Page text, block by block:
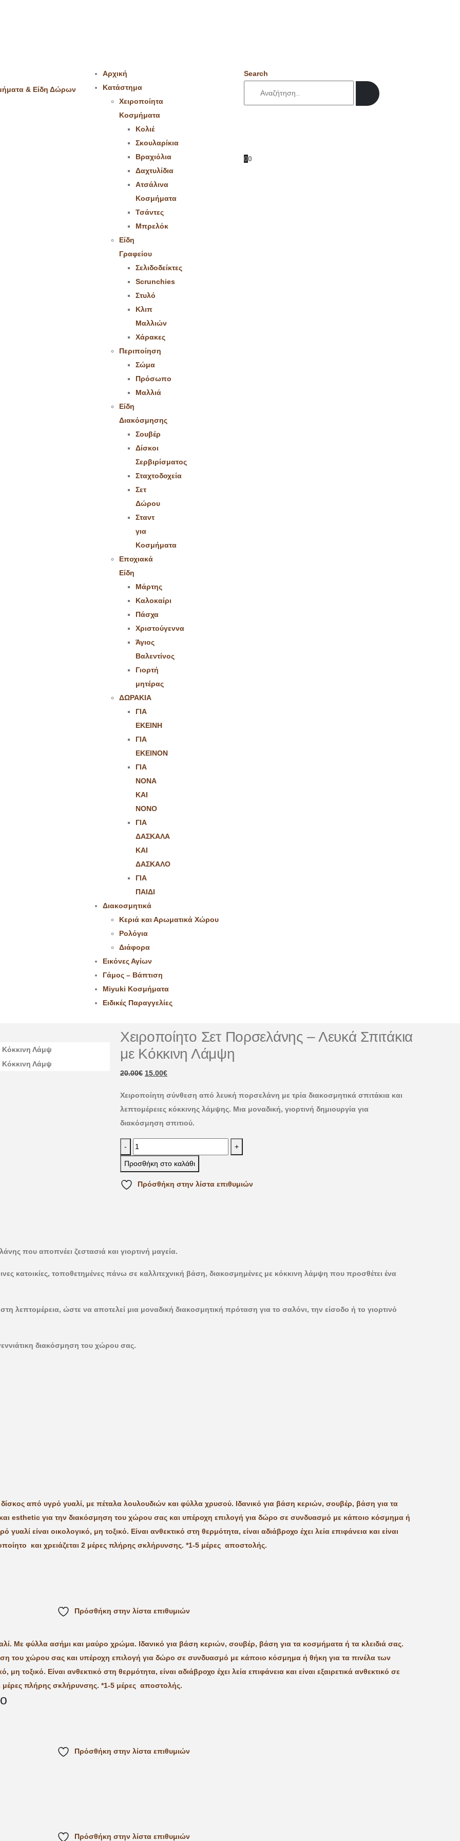
Αρχική
Κατάστημα
Χειροποίητα
Κοσμήματα
Κολιέ
Σκουλαρίκια
Βραχιόλια
Δαχτυλίδια
Ατσάλινα
Κοσμήματα
Τσάντες
Μπρελόκ
Είδη
Γραφείου
Σελιδοδείκτες
Scrunchies
Στυλό
Κλιπ
Μαλλιών
Χάρακες
Περιποίηση
Σώμα
Πρόσωπο
Μαλλιά
Είδη
Διακόσμησης
Σουβέρ
Δίσκοι
Σερβιρίσματος
Σταχτοδοχεία
Σετ
Δώρου
Σταντ
για
Κοσμήματα
Εποχιακά
Είδη
Μάρτης
Καλοκαίρι
Πάσχα
Χριστούγεννα
Άγιος
Βαλεντίνος
Γιορτή
μητέρας
ΔΩΡΑΚΙΑ
ΓΙΑ
ΕΚΕΙΝΗ
ΓΙΑ
ΕΚΕΙΝΟΝ
ΓΙΑ
ΝΟΝΑ
ΚΑΙ
ΝΟΝΟ
ΓΙΑ
ΔΑΣΚΑΛΑ
ΚΑΙ
ΔΑΣΚΑΛΟ
ΓΙΑ
ΠΑΙΔΙ
Διακοσμητικά
Κεριά και Αρωματικά Χώρου
Ρολόγια
Διάφορα
Εικόνες Αγίων
Γάμος – Βάπτιση
Miyuki Κοσμήματα
Ειδικές Παραγγελίες
Search
00
Χειροποίητο Σετ Πορσελάνης – Λευκά Σπιτάκια
με Κόκκινη Λάμψη
20.00€ 15.00€
Χειροποίητη σύνθεση από λευκή πορσελάνη με τρία διακοσμητικά σπιτάκια και
λεπτομέρειες κόκκινης λάμψης. Μια μοναδική, γιορτινή δημιουργία για
διακόσμηση σπιτιού.
- +
Προσθήκη στο καλάθι
Πρόσθήκη στην λίστα επιθυμιών
που αποπνέει ζεστασιά και γιορτινή μαγεία.
κατοικίες, τοποθετημένες πάνω σε καλλιτεχνική βάση, διακοσμημένες με κόκκινη λάμψη που προσθέτει ένα
λεπτομέρεια, ώστε να αποτελεί μια μοναδική διακοσμητική πρόταση για το σαλόνι, την είσοδο ή το γιορτινό
διακόσμηση του χώρου σας.
Πρόσθήκη στην λίστα επιθυμιών
Πρόσθήκη στην λίστα επιθυμιών
Πρόσθήκη στην λίστα επιθυμιών